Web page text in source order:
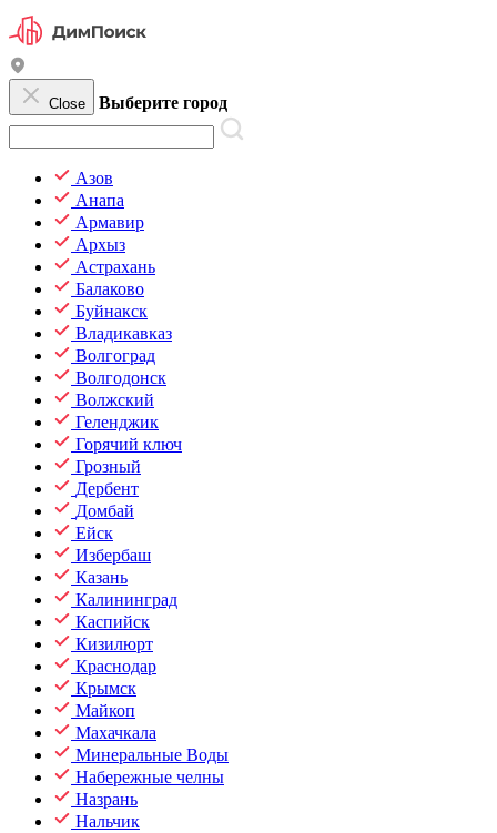
Close Выберите город
Азов
Анапа
Армавир
Архыз
Астрахань
Балаково
Буйнакск
Владикавказ
Волгоград
Волгодонск
Волжский
Геленджик
Горячий ключ
Грозный
Дербент
Домбай
Ейск
Избербаш
Казань
Калининград
Каспийск
Кизилюрт
Краснодар
Крымск
Майкоп
Махачкала
Минеральные Воды
Набережные челны
Назрань
Нальчик